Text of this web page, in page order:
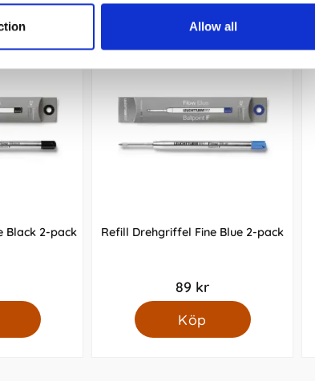
Allow all
Black 2-pack Refill Drehgriffel Fine Blue 2-pack
89 kr
Köp